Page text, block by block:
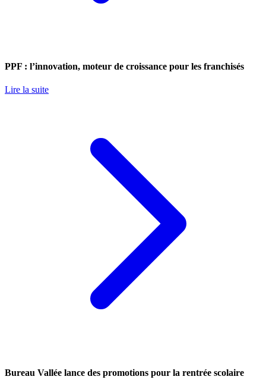
PPF : l’innovation, moteur de croissance pour les franchisés
Lire la suite
Bureau Vallée lance des promotions pour la rentrée scolaire